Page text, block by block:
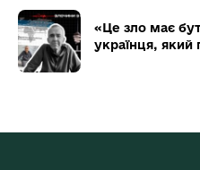
«Це зло має
українця, який